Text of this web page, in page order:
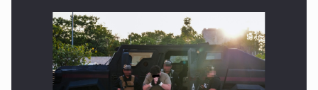
Rancho Izaguirre: la tierra sigue hablando
15 de Abril de 2026
El Siapa no cumple ni con su ley